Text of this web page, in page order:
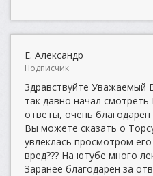
Е. Александр
Подписчик
Здравствуйте Уважаемый
так давно начал
ответы, очень
Вы можете сказать о
увлеклась просмотром
вред??? На ютубе много
Заранее благодарен за